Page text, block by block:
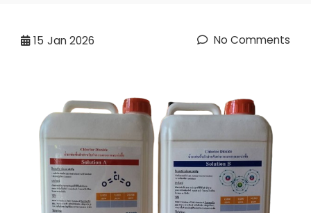
15 Jan 2026 No Comments